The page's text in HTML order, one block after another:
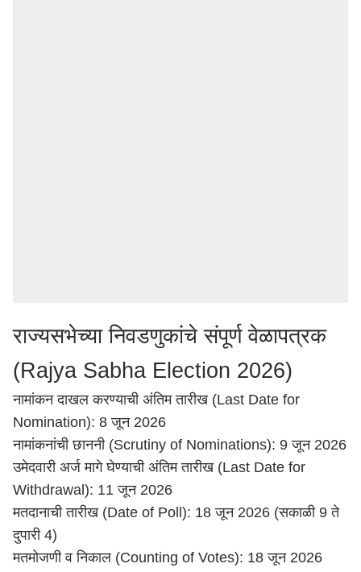
राज्यसभेच्या निवडणुकांचे संपूर्ण वेळापत्रक
(Rajya Sabha Election 2026)
नामांकन दाखल करण्याची अंतिम तारीख (Last Date for
Nomination): 8 जून 2026
नामांकनांची छाननी (Scrutiny of Nominations): 9 जून 2026
उमेदवारी अर्ज मागे घेण्याची अंतिम तारीख (Last Date for
Withdrawal): 11 जून 2026
मतदानाची तारीख (Date of Poll): 18 जून 2026 (सकाळी 9 ते
दुपारी 4)
मतमोजणी व निकाल (Counting of Votes): 18 जून 2026